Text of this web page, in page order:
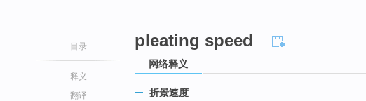
目录
释义
翻译
pleating speed
网络释义
折景速度